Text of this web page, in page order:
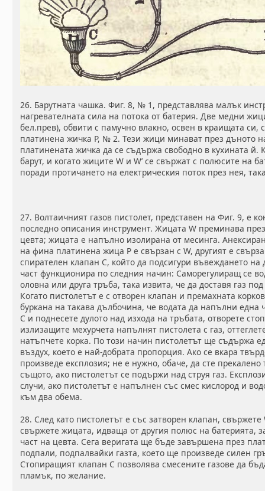
26. Барутната чашка. Фиг. 8, № 1, представлява малък
нагревателната сила на потока от батерия. Две медни
бел.прев), обвити с памучно влакно, освен в краищата
платинена жичка Р, № 2. Тези жици минават през дъното
платинената жичка да се съдържа свободно в кухината й.
барут, и когато жиците W и W’ се свържат с полюсите на
поради протичането на електрическия поток през нея,
27. Волтаичният газов пистолет, представен на Фиг. 9, е
последно описания инструмент. Жицата W преминава
цевта; жицата е напълно изолирана от месинга.
на фина платинена жица Р е свързан с W, другият е
спирателен клапан С, който да подсигури въвеждането на
част функционира по следния начин: Саморегулиращ се
оловна или друга тръба, така извита, че да доставя газ
Когато пистолетът е с отворен клапан и премахната
буркана на такава дълбочина, че водата да напълни една
С и поднесете дулото над изхода на тръбата, отворете
излизащите мехурчета напълнят пистолета с газ,
натъпчете корка. По този начин пистолетът ще съдържа
въздух, което е най-добрата пропорция. Ако се вкара
произведе експлозия; не е нужно, обаче, да сте
същото, ако пистолетът се подържи над струя газ.
случи, ако пистолетът е напълнен със смес кислород и
към два обема.
28. След като пистолетът е със затворен клапан,
свържете жицата, идваща от другия полюс на батерията,
част на цевта. Сега веригата ще бъде завършена през
подпали, подпалвайки газта, което ще произведе силен
Стопиращият клапан С позволява смесените газове да
пламък, по желание.